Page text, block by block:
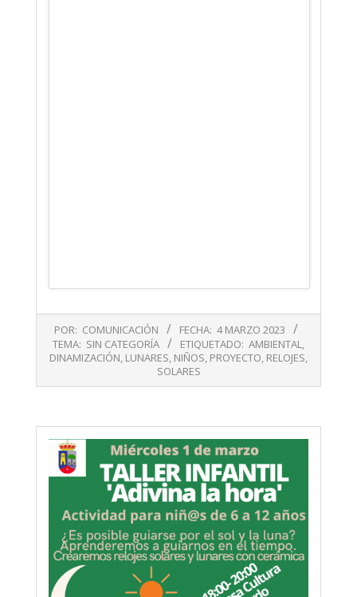
03-
POR: COMUNICACIÓN FECHA: 4 MARZO 2023
TEMA: SIN CATEGORÍA ETIQUETADO: AMBIENTAL,
DINAMIZACIÓN, LUNARES, NIÑOS, PROYECTO, RELOJES,
SOLARES